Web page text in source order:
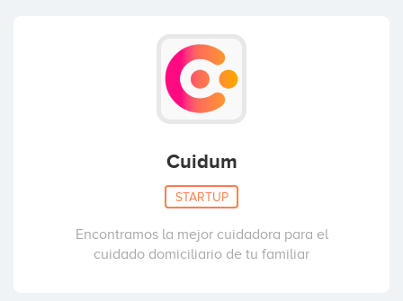
Cuidum
STARTUP
Encontramos la mejor cuidadora para el
cuidado domiciliario de tu familiar